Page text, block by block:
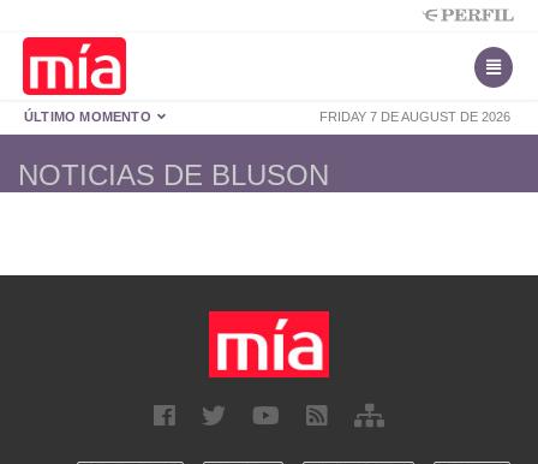
FRIDAY 7 DE AUGUST DE 2026
ÚLTIMO MOMENTO
NOTICIAS DE BLUSON